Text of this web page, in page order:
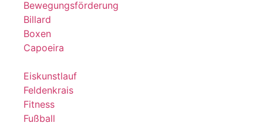
Bewegungsförderung
Billard
Boxen
Capoeira
Eiskunstlauf
Feldenkrais
Fitness
Fußball